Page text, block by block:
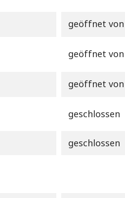
geöffnet
geöffnet
geöffnet
geschlossen
geschlossen